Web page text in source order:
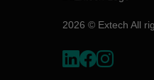
2026 © Extech All